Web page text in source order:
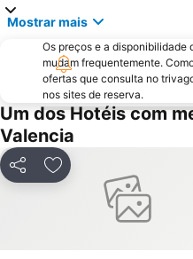
Mostrar mais
Os preços e a disponibilidade
mudam frequentemente.
ofertas que consulta no
nos sites de reserva.
Um dos Hotéis com
Valencia
PartilharAdicionar aos